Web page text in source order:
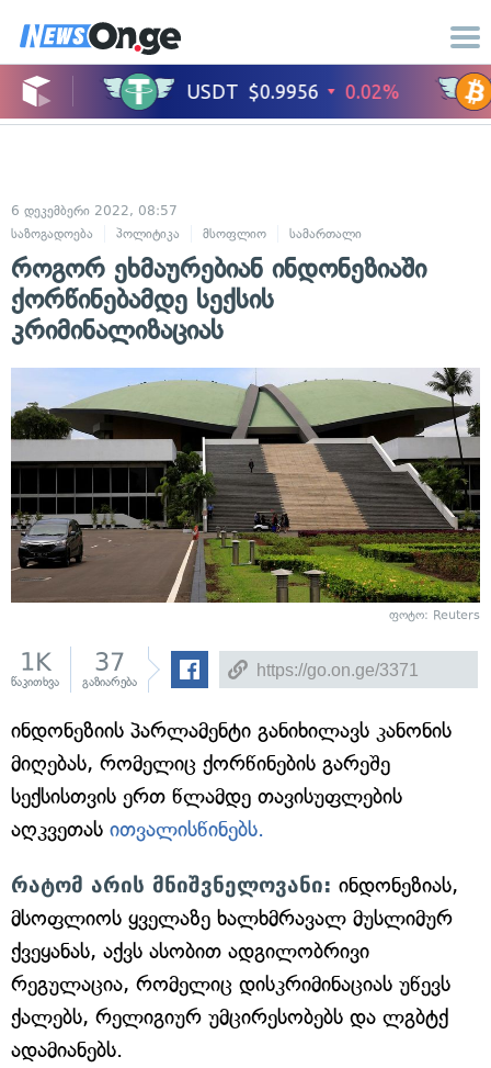
6 დეკემბერი 2022, 08:57
საზოგადოება
პოლიტიკა მსოფლიო სამართალი
როგორ ეხმაურებიან ინდონეზიაში
ქორწინებამდე სექსის
კრიმინალიზაციას
ფოტო: Reuters
1K
წაკითხვა
37
გაზიარება
ინდონეზიის პარლამენტი განიხილავს კანონის
მიღებას, რომელიც ქორწინების გარეშე
სექსისთვის ერთ წლამდე თავისუფლების
აღკვეთას ითვალისწინებს.
რატომ არის მნიშვნელოვანი: ინდონეზიას,
მსოფლიოს ყველაზე ხალხმრავალ მუსლიმურ
ქვეყანას, აქვს ასობით ადგილობრივი
რეგულაცია, რომელიც დისკრიმინაციას უწევს
ქალებს, რელიგიურ უმცირესობებს და ლგბტქ
ადამიანებს.